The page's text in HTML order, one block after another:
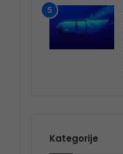
Kategorije